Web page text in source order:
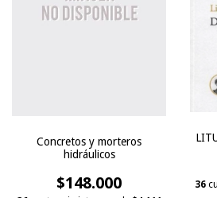
Concretos y morteros
hidráulicos
$148.000 36